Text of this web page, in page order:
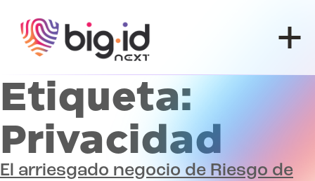
Etiqueta:
Privacidad
El arriesgado negocio de Riesgo de